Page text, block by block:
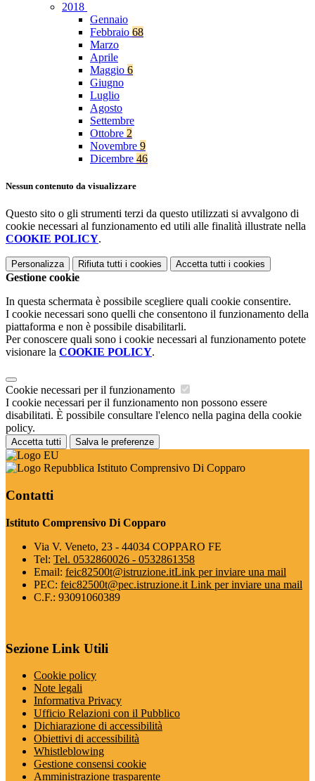
2018
Gennaio
Febbraio 68
Marzo
Aprile
Maggio 6
Giugno
Luglio
Agosto
Settembre
Ottobre 2
Novembre 9
Dicembre 46
Nessun contenuto da visualizzare
Questo sito o gli strumenti terzi da questo utilizzati si avvalgono di
cookie necessari al funzionamento ed utili alle finalità illustrate nella
COOKIE POLICY.
Personalizza Rifiuta tutti i cookies Accetta tutti i cookies
Gestione cookie
In questa schermata è possibile scegliere quali cookie consentire.
I cookie necessari sono quelli che consentono il funzionamento della
piattaforma e non è possibile disabilitarli.
Per conoscere quali sono i cookie necessari al funzionamento potete
visionare la COOKIE POLICY.
Cookie necessari per il funzionamento
I cookie necessari per il funzionamento non possono essere
disabilitati. È possibile consultare l'elenco nella pagina della cookie
policy.
Accetta tutti Salva le preferenze
Istituto Comprensivo Di Copparo
Contatti
Istituto Comprensivo Di Copparo
Via V. Veneto, 23 - 44034 COPPARO FE
Tel: Tel. 0532860026 - 0532861358
Email: feic82500t@istruzione.itLink per inviare una mail
PEC: feic82500t@pec.istruzione.it Link per inviare una mail
C.F.: 93091060389
Sezione Link Utili
Cookie policy
Note legali
Informativa Privacy
Ufficio Relazioni con il Pubblico
Dichiarazione di accessibilità
Obiettivi di accessibilità
Whistleblowing
Gestione consensi cookie
Amministrazione trasparente